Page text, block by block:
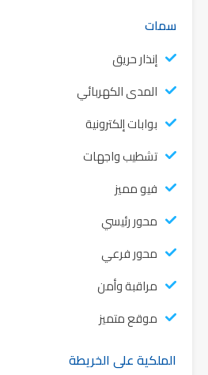
سمات
إنذار حريق
المدى الكهربائي
بوابات إلكترونية
تشطيب واجهات
فيو مميز
محور رئيسي
محور فرعي
مراقبة وأمن
موقع متميز
الملكية على الخريطة